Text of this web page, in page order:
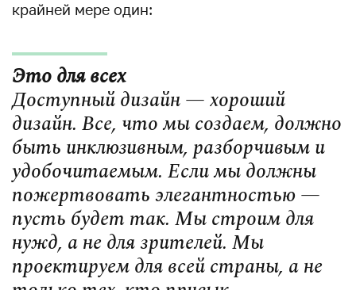
крайней мере один:
Это для всех
Доступный дизайн — хороший
дизайн. Все, что мы создаем, должно
быть инклюзивным, разборчивым и
удобочитаемым. Если мы должны
пожертвовать элегантностью —
пусть будет так. Мы строим для
нужд, а не для зрителей. Мы
проектируем для всей страны, а не